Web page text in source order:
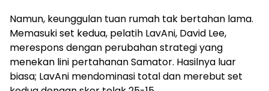
Namun, keunggulan tuan rumah tak bertahan lama.
Memasuki set kedua, pelatih LavAni, David Lee,
merespons dengan perubahan strategi yang
menekan lini pertahanan Samator. Hasilnya luar
biasa; LavAni mendominasi total dan merebut set